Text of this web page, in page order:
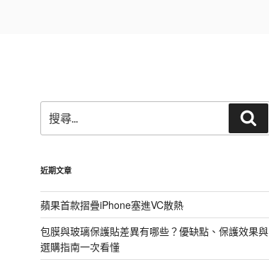
尋
關
字:
尋
近期文章
蘋果首款摺疊iPhone塞進VC散熱
包膜與玻璃保護貼差異有哪些？優缺點、保護效果與
選購指南一次看懂